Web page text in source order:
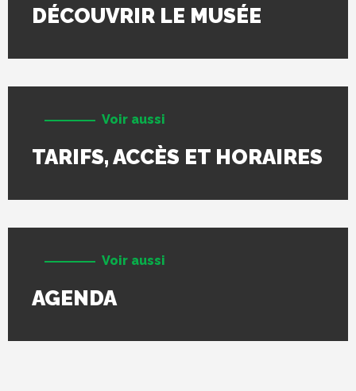
DÉCOUVRIR LE MUSÉE
Voir aussi
TARIFS, ACCÈS ET HORAIRES
Voir aussi
AGENDA